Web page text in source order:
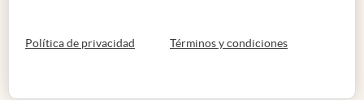
Política de privacidad abre en nueva pestaña
Términos y condicionesabre en nueva